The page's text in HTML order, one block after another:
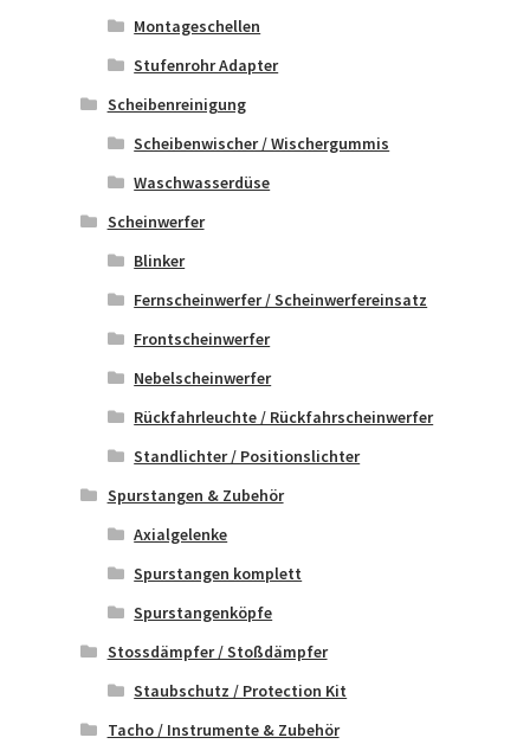
Montageschellen
Stufenrohr Adapter
Scheibenreinigung
Scheibenwischer / Wischergummis
Waschwasserdüse
Scheinwerfer
Blinker
Fernscheinwerfer / Scheinwerfereinsatz
Frontscheinwerfer
Nebelscheinwerfer
Rückfahrleuchte / Rückfahrscheinwerfer
Standlichter / Positionslichter
Spurstangen & Zubehör
Axialgelenke
Spurstangen komplett
Spurstangenköpfe
Stossdämpfer / Stoßdämpfer
Staubschutz / Protection Kit
Tacho / Instrumente & Zubehör